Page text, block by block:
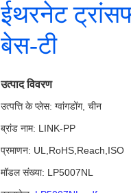
ईथरनेट
बेस-टी
उत्पाद विवरण
उत्पत्ति के प्लेस: ग्वांगडोंग, चीन
ब्रांड नाम: LINK-PP
प्रमाणन: UL,RoHS,Reach,ISO
मॉडल संख्या: LP5007NL